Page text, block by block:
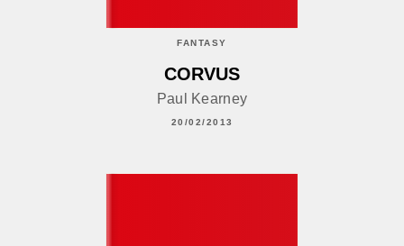
FANTASY
CORVUS
Paul Kearney
20/02/2013